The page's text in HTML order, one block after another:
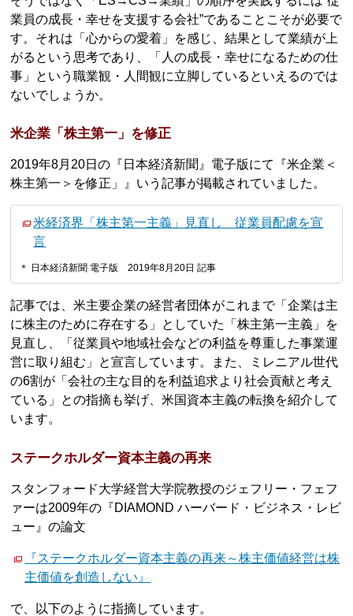
業員の成長・幸せを支援する会社”であることこそが必要で
す。それは「心からの愛着」を感じ、結果として業績が上
がるという思考であり、「人の成長・幸せになるための仕
事」という職業観・人間観に立脚しているといえるのでは
ないでしょうか。
米企業「株主第一」を修正
2019年8月20日の『日本経済新聞』電子版にて『米企業＜
株主第一＞を修正」』いう記事が掲載されていました。
米経済界「株主第一主義」見直し 従業員配慮を宣
言
＊ 日本経済新聞 電子版 2019年8月20日 記事
記事では、米主要企業の経営者団体がこれまで「企業は主
に株主のために存在する」としていた「株主第一主義」を
見直し、「従業員や地域社会などの利益を尊重した事業運
営に取り組む」と宣言しています。また、ミレニアル世代
の6割が「会社の主な目的を利益追求より社会貢献と考え
ている」との指摘も挙げ、米国資本主義の転換を紹介して
います。
ステークホルダー資本主義の再来
スタンフォード大学経営大学院教授のジェフリー・フェフ
ァーは2009年の『DIAMOND ハーバード・ビジネス・レビ
ュー』の論文
『ステークホルダー資本主義の再来～株主価値経営は株
主価値を創造しない』
で、以下のように指摘しています。